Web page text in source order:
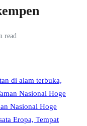
read